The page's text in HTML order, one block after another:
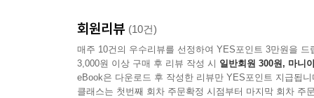
대충 살면서도 배운 것이 있다면 세상에는 아무래
에 없다는 문제다. 다른 사람, 더 훌륭하고 똑똑하
비했던 나. 세상 잘난 척은 혼자 다 하지만 나만
싶었다.
말한다. 더불어 젊은 시절 작가에게 “새로운 곳에
존재에 관해 이야기한다. 결혼을 하면 피해 갈 수
비롯해, 여성이 살아가면서 겪는 문제들에 관해
수 있기를, 서로 연결될 수 있기를 바라면서 써내려
회원리뷰 (10건)
매주 10건의 우수리뷰를 선정하여 YES포인트 3만원을 드
3,000원 이상 구매 후 리뷰 작성 시 일반회원 300원, 마니
eBook은 다운로드 후 작성한 리뷰만 YES포인트 지급됩니
클래스는 첫번째 회차 주문확정 시점부터 마지막 회차 주